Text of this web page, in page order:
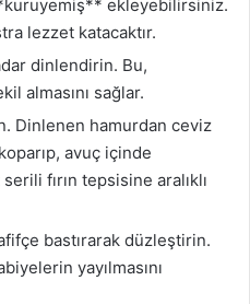
ekleyebilirsiniz.
lezzet katacaktır.
dinlendirin. Bu,
almasını sağlar.
Dinlenen hamurdan ceviz
avuç içinde
fırın tepsisine aralıklı
bastırarak düzleştirin.
yayılmasını